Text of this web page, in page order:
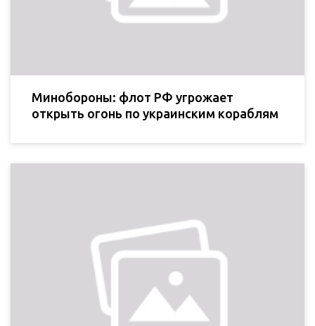
Минобороны: флот РФ угрожает
открыть огонь по украинским кораблям